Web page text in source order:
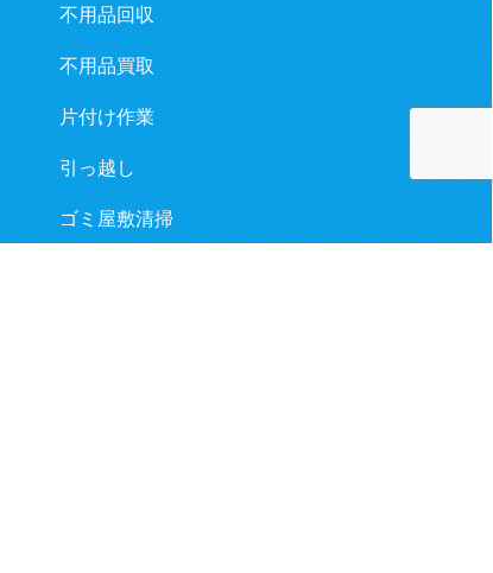
不用品回収
不用品買取
片付け作業
引っ越し
ゴミ屋敷清掃